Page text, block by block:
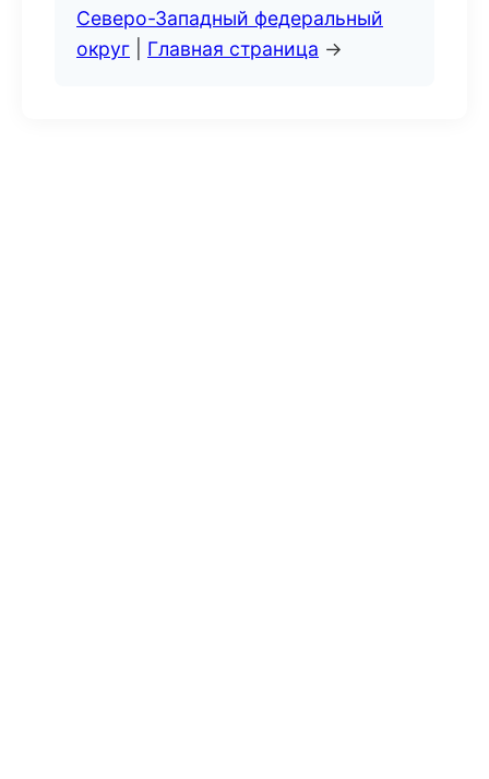
Северо-Западный федеральный
округ
Главная страница →